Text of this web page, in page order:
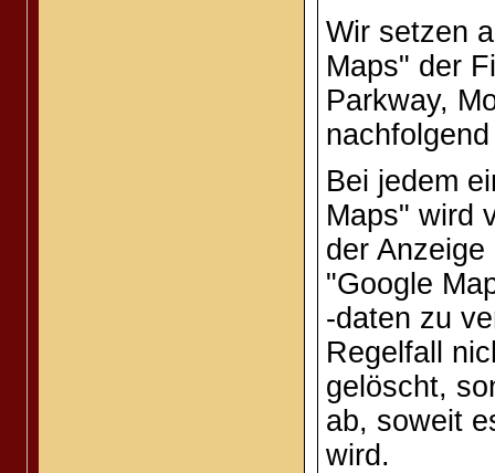
Wir setzen
Maps" der
Parkway,
nachfolgend
Bei jedem
Maps" wird
der
"Google
-daten zu
Regelfall
gelöscht,
ab, soweit
wird.